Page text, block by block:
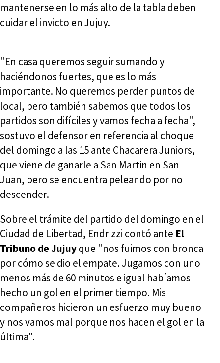
mantenerse en lo más alto de la tabla deben
cuidar el invicto en Jujuy.
"En casa queremos seguir sumando y
haciéndonos fuertes, que es lo más
importante. No queremos perder puntos de
local, pero también sabemos que todos los
partidos son difíciles y vamos fecha a fecha",
sostuvo el defensor en referencia al choque
del domingo a las 15 ante Chacarera Juniors,
que viene de ganarle a San Martin en San
Juan, pero se encuentra peleando por no
descender.
Sobre el trámite del partido del domingo en el
Ciudad de Libertad, Endrizzi contó ante El
Tribuno de Jujuyque "nos fuimos con bronca
por cómo se dio el empate. Jugamos con uno
menos más de 60 minutos e igual habíamos
hecho un gol en el primer tiempo. Mis
compañeros hicieron un esfuerzo muy bueno
y nos vamos mal porque nos hacen el gol en la
última".